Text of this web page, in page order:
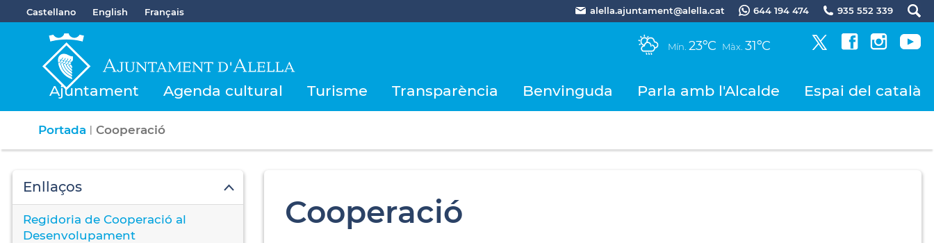
Castellano English Français alella.ajuntament@alella.cat 644 194 474 935 552 339
Mín. 23ºC Màx. 31ºC
Ajuntament Agenda cultural Turisme Transparència Benvinguda Parla amb l'Alcalde Espai del català
Portada | Cooperació
Enllaços
Regidoria de Cooperació al
Desenvolupament
Cooperació